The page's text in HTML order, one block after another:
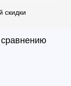
скидки